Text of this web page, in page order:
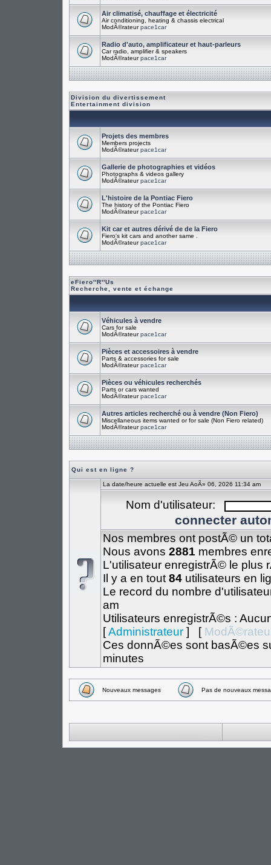
Air climatisé, chauffage et électricité
Air conditioning, heating & chassis electrical
ModÃ©rateurpace1car
Radio d'auto, amplificateur et haut-parleurs
Car radio, amplifier & speakers
ModÃ©rateurpace1car
Division du divertissement
Entertainment division
Projets des membres
Members projects
ModÃ©rateurpace1car
Gallerie de photographies et vidéos
Photographs & videos gallery
ModÃ©rateurpace1car
L'histoire de la Pontiac Fiero
The history of the Pontiac Fiero
ModÃ©rateurpace1car
Kit car et autres dérivé de de la Fiero
Fiero's kit cars and another same .
ModÃ©rateurpace1car
eFiero''R''Us
Recherche, vente et échange
Véhicules à vendre
Cars for sale
ModÃ©rateurpace1car
Pièces et accessoires à vendre
Parts & accessories for sale
ModÃ©rateurpace1car
Pièces ou véhicules recherchés
Parts or cars wanted
ModÃ©rateurpace1car
Autres articles recherché ou à vendre (Non Fiero)
Miscellaneous items wanted or for sale (Non Fiero related)
ModÃ©rateurpace1car
Qui est en ligne ?
La date/heure actuelle est Jeu AoÃ» 06, 2026 11:34 am
Nom d'utilisateur:
connecter
Nos membres ont postÃ© un
Nous avons 2881 membres
L'utilisateur enregistrÃ© le plus
Il y a en tout 84utilisateurs en
Le record du nombre
am
Utilisateurs enregistrÃ©s :
[Administrateur] [
Ces donnÃ©es sont basÃ©es
minutes
Nouveaux messages Pas de nouveaux